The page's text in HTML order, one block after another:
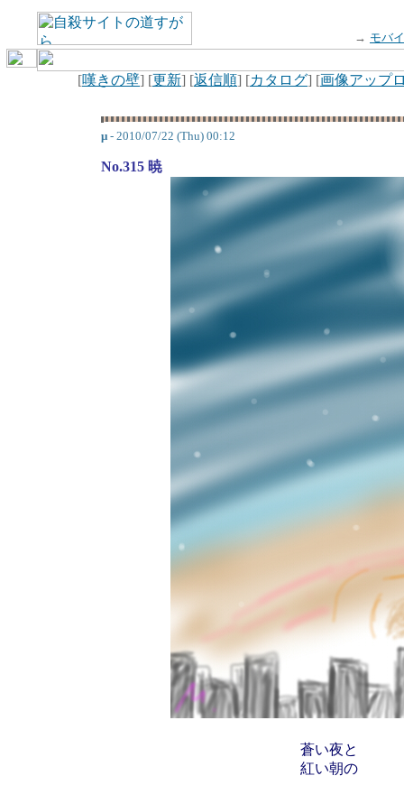
→ モバ
[嘆きの壁] [更新] [返信順] [カタログ] [画像アップ
μ - 2010/07/22 (Thu) 00:12
No.315 暁
蒼い夜と
紅い朝の